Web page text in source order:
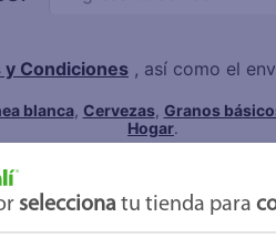
Condiciones , así como el
blanca, Cervezas, Granos
Hogar.
selecciona tu tienda para